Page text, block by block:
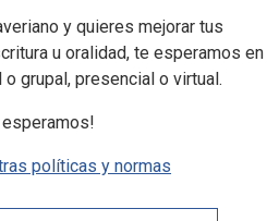
y quieres mejorar tus
u oralidad, te esperamos en
grupal, presencial o virtual.
esperamos!
políticas y normas